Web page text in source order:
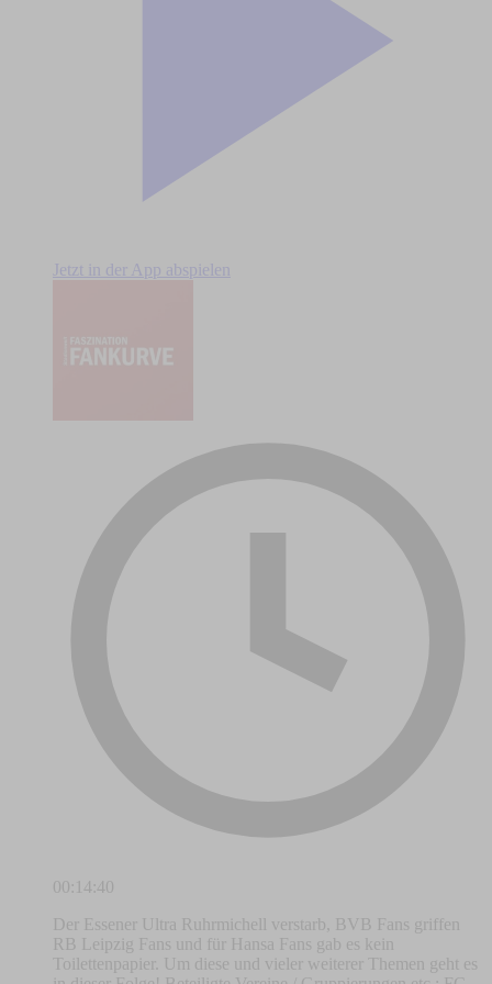
Jetzt in der App abspielen
00:14:40
Der Essener Ultra Ruhrmichell verstarb, BVB Fans griffen
RB Leipzig Fans und für Hansa Fans gab es kein
Toilettenpapier. Um diese und vieler weiterer Themen geht es